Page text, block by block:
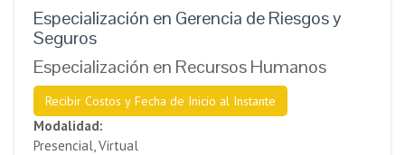
Especialización en Gerencia de Riesgos y
Seguros
Especialización en Recursos Humanos
Recibir Costos y Fecha de Inicio al Instante
Modalidad:
Presencial, Virtual